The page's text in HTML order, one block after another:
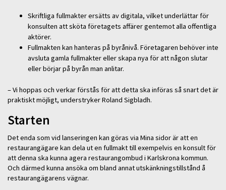
Skriftliga fullmakter ersätts av digitala, vilket underlättar för
konsulten att sköta företagets affärer gentemot alla offentliga
aktörer.
Fullmakten kan hanteras på byrånivå. Företagaren behöver inte
avsluta gamla fullmakter eller skapa nya för att någon slutar
eller börjar på byrån man anlitar.
– Vi hoppas och verkar förstås för att detta ska införas så snart det är
praktiskt möjligt, understryker Roland Sigbladh.
Starten
Det enda som vid lanseringen kan göras via Mina sidor är att en
restaurangägare kan dela ut en fullmakt till exempelvis en konsult för
att denna ska kunna agera restaurangombud i Karlskrona kommun.
Och därmed kunna ansöka om bland annat utskänkningstillstånd å
restaurangägarens vägnar.